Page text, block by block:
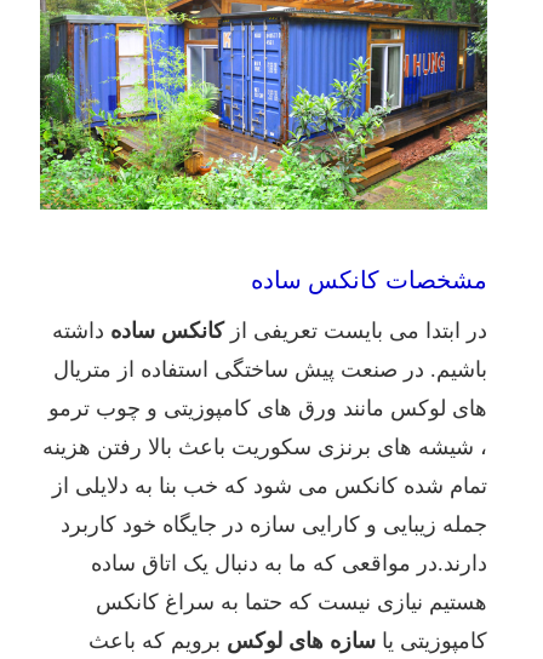
مشخصات کانکس ساده
در ابتدا می بایست تعریفی ازکانکس ساده داشته
باشیم. در صنعت پیش ساختگی استفاده از متریال
های لوکس مانند ورق های کامپوزیتی و چوب ترمو
، شیشه های برنزی سکوریت باعث بالا رفتن هزینه
تمام شده کانکس می شود که خب بنا به دلایلی از
جمله زیبایی و کارایی سازه در جایگاه خود کاربرد
دارند.در مواقعی که ما به دنبال یک اتاق ساده
هستیم نیازی نیست که حتما به سراغ کانکس
کامپوزیتی یا سازه های لوکس برویم که باعث